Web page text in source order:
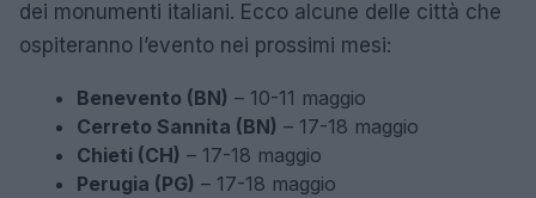
dei monumenti italiani. Ecco alcune delle città che
ospiteranno l’evento nei prossimi mesi:
Benevento (BN) – 10-11 maggio
Cerreto Sannita (BN) – 17-18 maggio
Chieti (CH) – 17-18 maggio
Perugia (PG) – 17-18 maggio